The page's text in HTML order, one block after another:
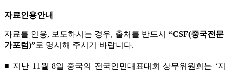
자료인용안내
자료를 인용, 보도하시는 경우, 출처를 반드시 “CSF(중국전문
가포럼)”로 명시해 주시기 바랍니다.
■ 지난 11월 8일 중국의 전국인민대표대회 상무위원회는 ‘지